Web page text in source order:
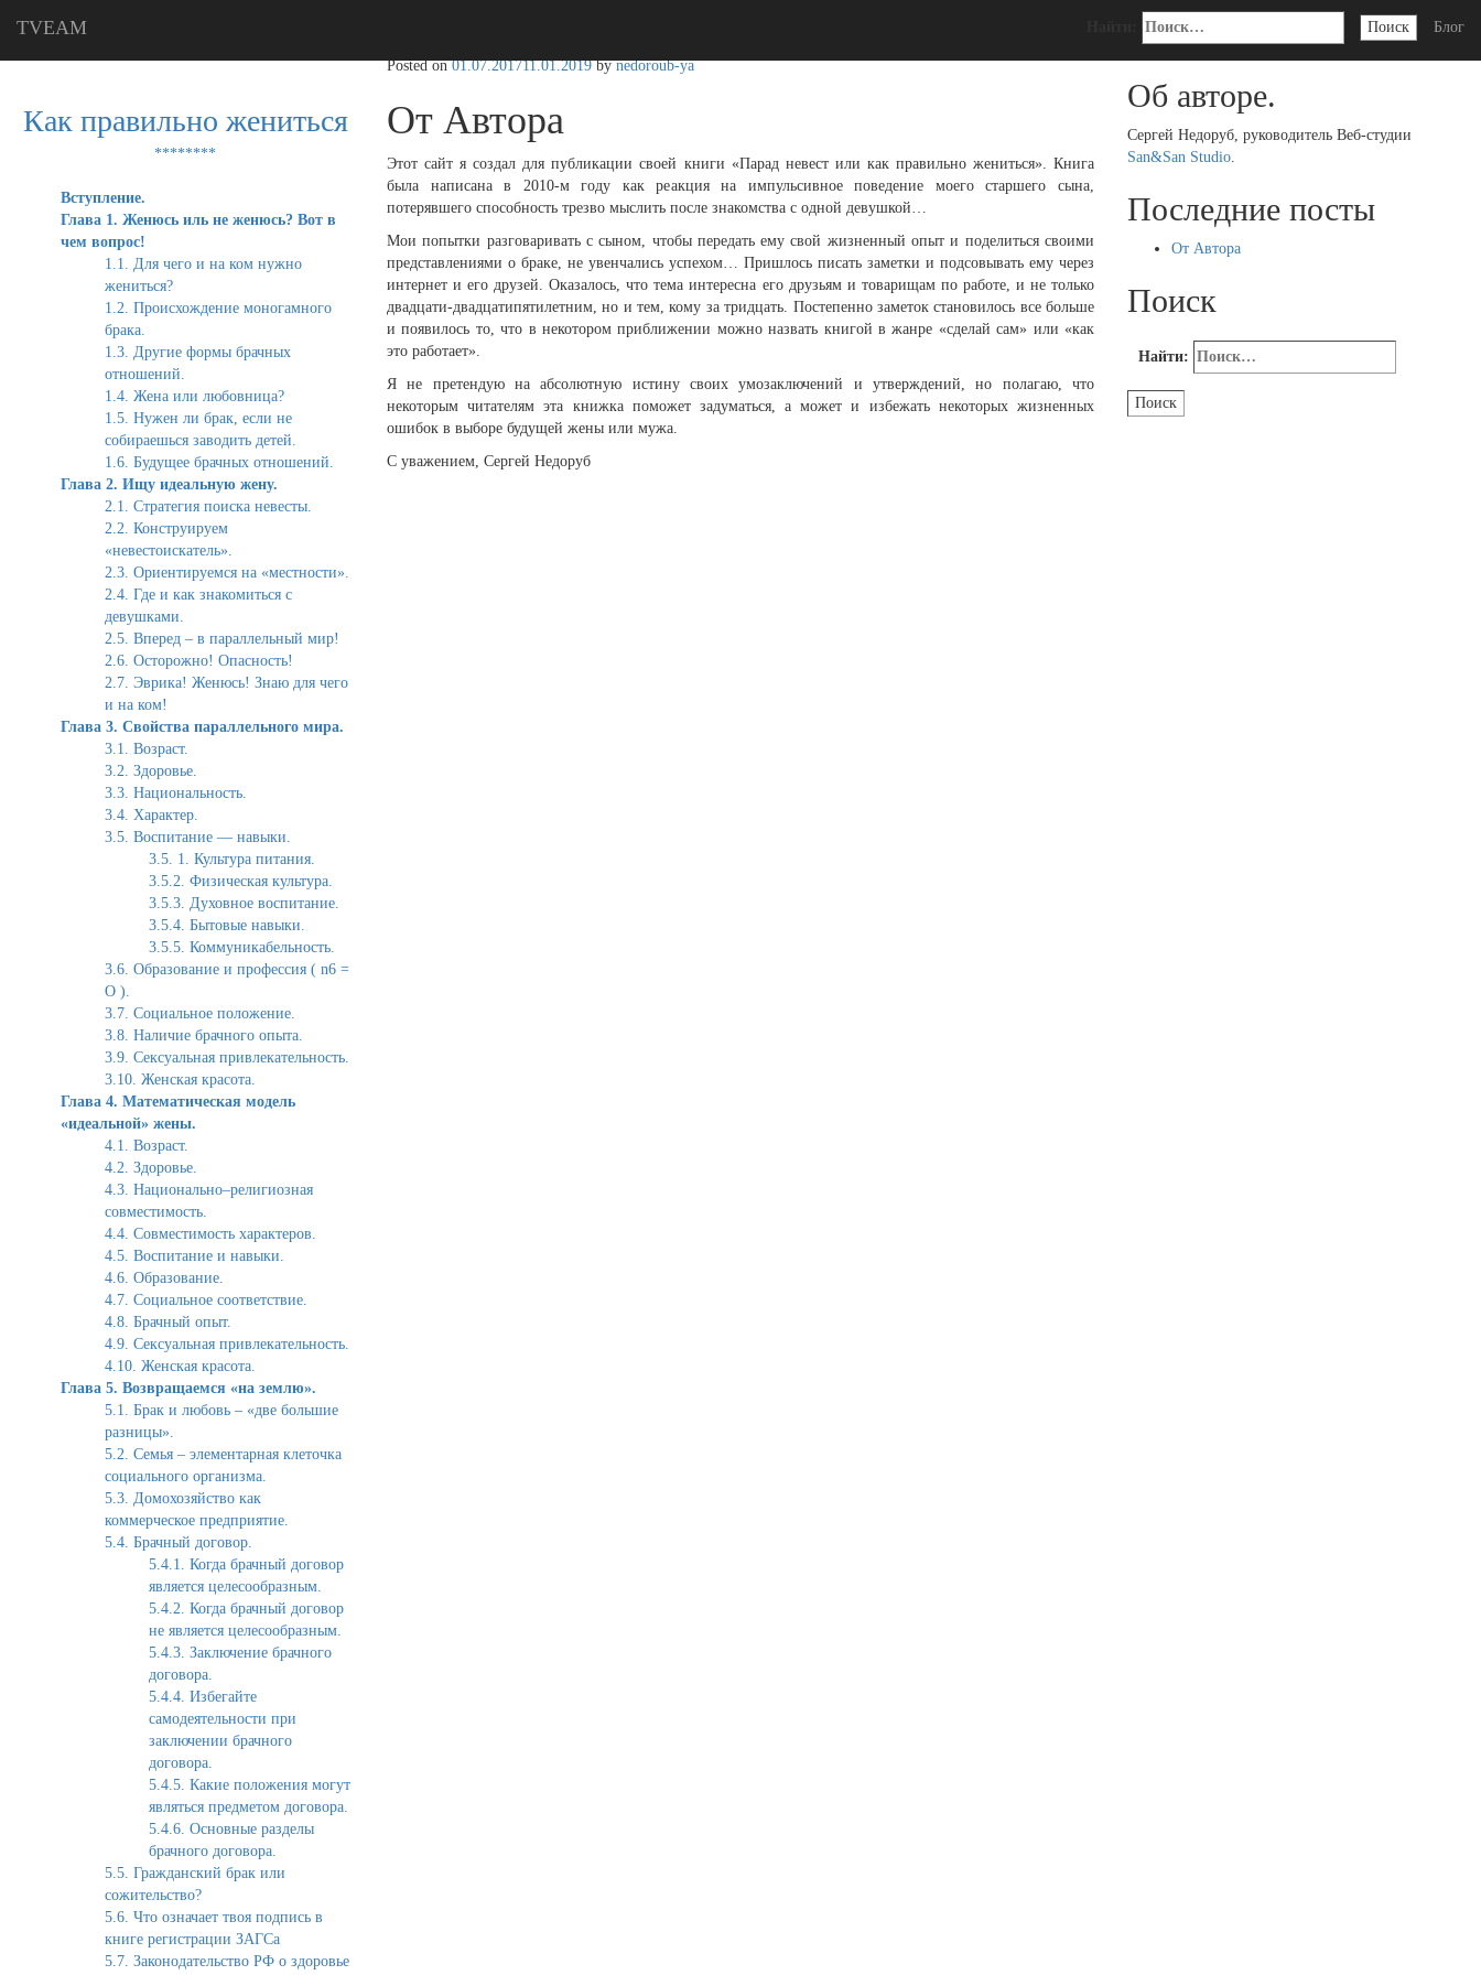
TVEAM Блог
Как правильно жениться
********
Вступление.
Глава 1. Женюсь иль не женюсь? Вот в
чем вопрос!
1.1. Для чего и на ком нужно
жениться?
1.2. Происхождение моногамного
брака.
1.3. Другие формы брачных
отношений.
1.4. Жена или любовница?
1.5. Нужен ли брак, если не
собираешься заводить детей.
1.6. Будущее брачных отношений.
Глава 2. Ищу идеальную жену.
2.1. Стратегия поиска невесты.
2.2. Конструируем
«невестоискатель».
2.3. Ориентируемся на «местности».
2.4. Где и как знакомиться с
девушками.
2.5. Вперед – в параллельный мир!
2.6. Осторожно! Опасность!
2.7. Эврика! Женюсь! Знаю для чего
и на ком!
Глава 3. Свойства параллельного мира.
3.1. Возраст.
3.2. Здоровье.
3.3. Национальность.
3.4. Характер.
3.5. Воспитание — навыки.
3.5. 1. Культура питания.
3.5.2. Физическая культура.
3.5.3. Духовное воспитание.
3.5.4. Бытовые навыки.
3.5.5. Коммуникабельность.
3.6. Образование и профессия ( n6 =
О ).
3.7. Социальное положение.
3.8. Наличие брачного опыта.
3.9. Сексуальная привлекательность.
3.10. Женская красота.
Глава 4. Математическая модель
«идеальной» жены.
4.1. Возраст.
4.2. Здоровье.
4.3. Национально–религиозная
совместимость.
4.4. Совместимость характеров.
4.5. Воспитание и навыки.
4.6. Образование.
4.7. Социальное соответствие.
4.8. Брачный опыт.
4.9. Сексуальная привлекательность.
4.10. Женская красота.
Глава 5. Возвращаемся «на землю».
5.1. Брак и любовь – «две большие
разницы».
5.2. Семья – элементарная клеточка
социального организма.
5.3. Домохозяйство как
коммерческое предприятие.
5.4. Брачный договор.
5.4.1. Когда брачный договор
является целесообразным.
5.4.2. Когда брачный договор
не является целесообразным.
5.4.3. Заключение брачного
договора.
5.4.4. Избегайте
самодеятельности при
заключении брачного
договора.
5.4.5. Какие положения могут
являться предметом договора.
5.4.6. Основные разделы
брачного договора.
5.5. Гражданский брак или
сожительство?
5.6. Что означает твоя подпись в
книге регистрации ЗАГСа
5.7. Законодательство РФ о здоровье
Posted on 01.07.201711.01.2019bynedoroub-ya
От Автора
Этот сайт я создал для публикации своей книги «Парад невест или как правильно жениться». Книга
была написана в 2010-м году как реакция на импульсивное поведение моего старшего сына,
потерявшего способность трезво мыслить после знакомства с одной девушкой…
Мои попытки разговаривать с сыном, чтобы передать ему свой жизненный опыт и поделиться своими
представлениями о браке, не увенчались успехом… Пришлось писать заметки и подсовывать ему через
интернет и его друзей. Оказалось, что тема интересна его друзьям и товарищам по работе, и не только
двадцати-двадцатипятилетним, но и тем, кому за тридцать. Постепенно заметок становилось все больше
и появилось то, что в некотором приближении можно назвать книгой в жанре «сделай сам» или «как
это работает».
Я не претендую на абсолютную истину своих умозаключений и утверждений, но полагаю, что
некоторым читателям эта книжка поможет задуматься, а может и избежать некоторых жизненных
ошибок в выборе будущей жены или мужа.
С уважением, Сергей Недоруб
Об авторе.
Сергей Недоруб, руководитель Веб-студии
San&San Studio.
Последние посты
От Автора
Поиск
Найти: